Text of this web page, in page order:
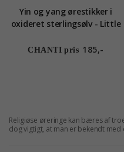
Yin og yang ørestikker i
oxideret sterlingsølv - Little
CHANTI pris 185,-
Religiøse øreringe kan bæres af
dog vigtigt, at man er bekendt
samlet alle religiøse øreringe med